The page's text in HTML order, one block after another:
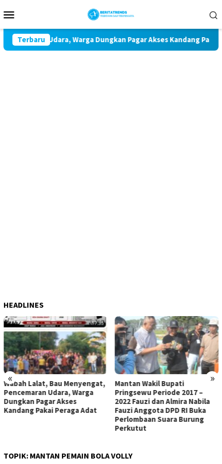
ke
Mobile
TerbaruUdara, Warga Dungkan Pagar Akses Kandang Pakai
HEADLINES
« »
Mantan Wakil Bupati
Pringsewu Periode 2017 –
2022 Fauzi dan Almira Nabila
Fauzi Anggota DPD RI Buka
Waasintel Kasad Brigjen TNI
Ari Peaseya Kunjungi TMMD
ke 129 Bulu Lor
TOPIK: MANTAN PEMAIN BOLA VOLLY